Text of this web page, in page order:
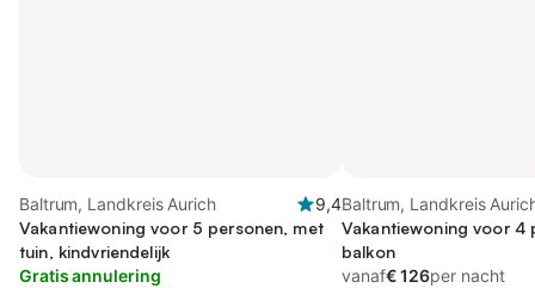
Baltrum, Landkreis Aurich
9,4
Vakantiewoning voor 5 personen, met
tuin, kindvriendelijk
Gratis annulering
Baltrum, Landkreis
Vakantiewoning voor 4
balkon
vanaf€ 126per nacht